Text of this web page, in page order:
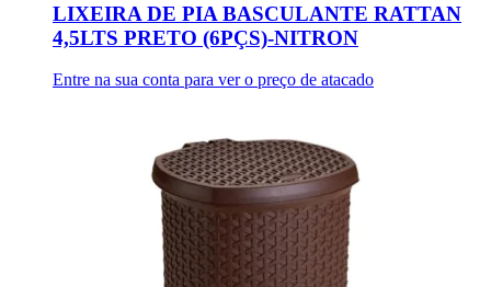
LIXEIRA DE PIA BASCULANTE RATTAN
4,5LTS PRETO (6PÇS)-NITRON
Entre na sua conta para ver o preço de atacado